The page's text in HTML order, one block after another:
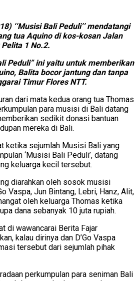
‘‘Musisi Bali Peduli’’ mendatangi
tua Aquino di kos-kosan Jalan
1 No.2.
Peduli” ini yaitu untuk memberikan
Balita bocor jantung dan tanpa
Timur Flores NTT.
dari mata kedua orang tua Thomas
para musisi di Bali datang
sedikit donasi bantuan
mereka di Bali.
ketika sejumlah Musisi Bali yang
‘Musisi Bali Peduli’, datang
keluarga kecil tersebut.
diarahkan oleh sosok musisi
Vaspa, Jun Bintang, Lebri, Hanz, Alit,
oleh keluarga Thomas ketika
dana sebanyak 10 juta rupiah.
di wawancarai Berita Fajar
kalau dirinya dan D’Go Vaspa
tersebut dari sejumlah pihak
perkumpulan para seniman Bali